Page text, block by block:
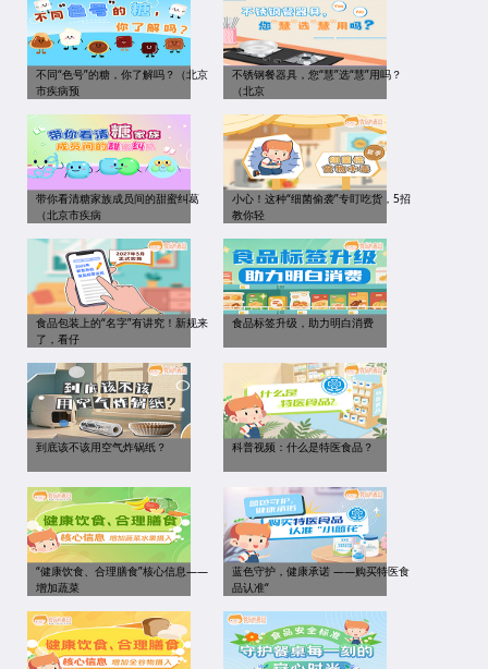
不同“色号”的糖，你了解吗？（北京
市疾病预
不锈钢餐器具，您“慧”选“慧”用吗？
（北京
带你看清糖家族成员间的甜蜜纠葛
（北京市疾病
小心！这种“细菌偷袭”专盯吃货，5招
教你轻
食品包装上的“名字”有讲究！新规来
了，看仔
食品标签升级，助力明白消费
到底该不该用空气炸锅纸？ 科普视频：什么是特医食品？
“健康饮食、合理膳食”核心信息——
增加蔬菜
蓝色守护，健康承诺 ——购买特医食
品认准“